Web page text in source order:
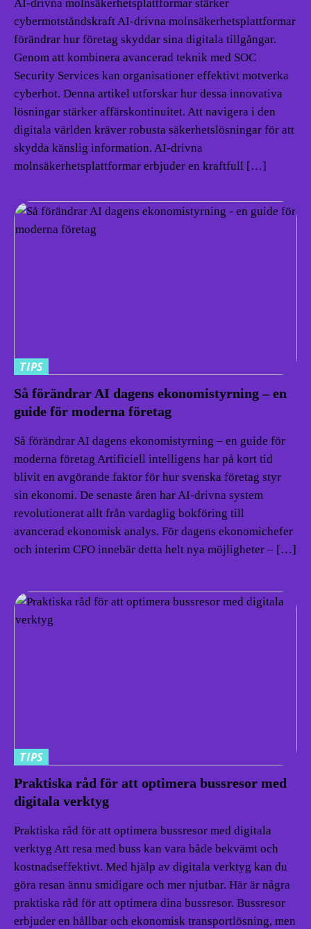
AI-drivna molnsäkerhetsplattformar stärker
cybermotståndskraft AI-drivna molnsäkerhetsplattformar
förändrar hur företag skyddar sina digitala tillgångar.
Genom att kombinera avancerad teknik med SOC
Security Services kan organisationer effektivt motverka
cyberhot. Denna artikel utforskar hur dessa innovativa
lösningar stärker affärskontinuitet. Att navigera i den
digitala världen kräver robusta säkerhetslösningar för att
skydda känslig information. AI-drivna
molnsäkerhetsplattformar erbjuder en kraftfull […]
TIPS
Så förändrar AI dagens ekonomistyrning – en
guide för moderna företag
Så förändrar AI dagens ekonomistyrning – en guide för
moderna företag Artificiell intelligens har på kort tid
blivit en avgörande faktor för hur svenska företag styr
sin ekonomi. De senaste åren har AI-drivna system
revolutionerat allt från vardaglig bokföring till
avancerad ekonomisk analys. För dagens ekonomichefer
och interim CFO innebär detta helt nya möjligheter – […]
TIPS
Praktiska råd för att optimera bussresor med
digitala verktyg
Praktiska råd för att optimera bussresor med digitala
verktyg Att resa med buss kan vara både bekvämt och
kostnadseffektivt. Med hjälp av digitala verktyg kan du
göra resan ännu smidigare och mer njutbar. Här är några
praktiska råd för att optimera dina bussresor. Bussresor
erbjuder en hållbar och ekonomisk transportlösning, men